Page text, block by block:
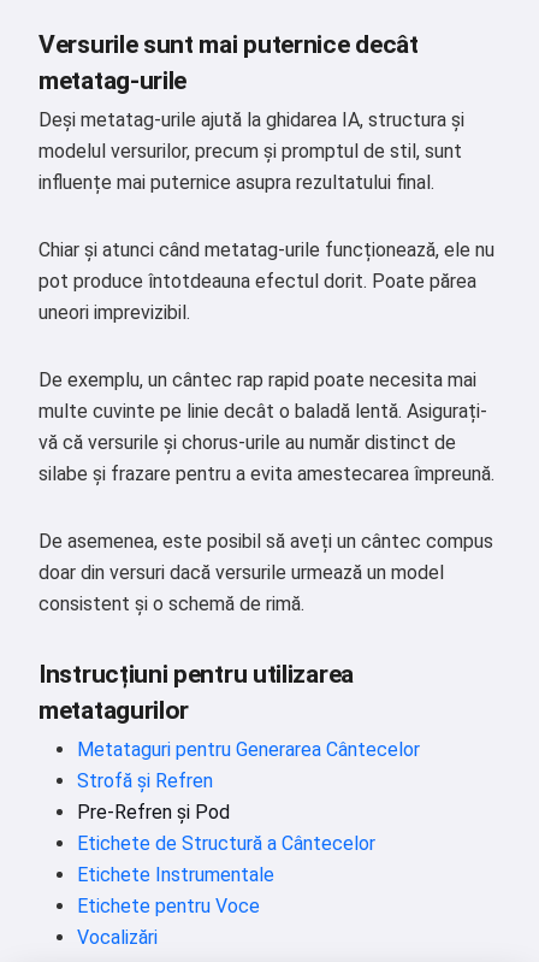
Versurile sunt mai puternice decât
metatag-urile
Deși metatag-urile ajută la ghidarea IA, structura și
modelul versurilor, precum și promptul de stil, sunt
influențe mai puternice asupra rezultatului final.
Chiar și atunci când metatag-urile funcționează, ele nu
pot produce întotdeauna efectul dorit. Poate părea
uneori imprevizibil.
De exemplu, un cântec rap rapid poate necesita mai
multe cuvinte pe linie decât o baladă lentă. Asigurați-
vă că versurile și chorus-urile au număr distinct de
silabe și frazare pentru a evita amestecarea împreună.
De asemenea, este posibil să aveți un cântec compus
doar din versuri dacă versurile urmează un model
consistent și o schemă de rimă.
Instrucțiuni pentru utilizarea
metatagurilor
Metataguri pentru Generarea Cântecelor
Strofă și Refren
Pre-Refren și Pod
Etichete de Structură a Cântecelor
Etichete Instrumentale
Etichete pentru Voce
Vocalizări